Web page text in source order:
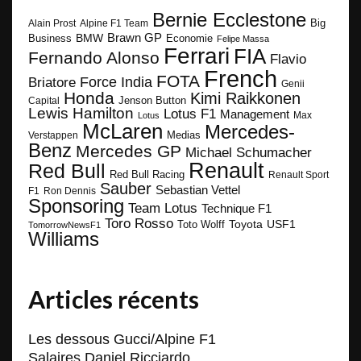
Alain Prost Alpine F1 Team Bernie Ecclestone Big
Business BMW Brawn GP Economie Felipe Massa
Fernando Alonso Ferrari FIA Flavio
Briatore Force India FOTA French Genii
Capital
Honda Jenson Button Kimi Raikkonen
Lewis Hamilton Lotus Lotus F1 Management Max
Verstappen McLaren Medias
Mercedes-
Benz Mercedes GP Michael Schumacher
Red Bull Red Bull Racing Renault Renault Sport
F1 Ron Dennis Sauber Sebastian Vettel
Sponsoring Team Lotus Technique F1
TomorrowNewsF1 Toro Rosso Toto Wolff Toyota USF1
Williams
Articles récents
Les dessous Gucci/Alpine F1